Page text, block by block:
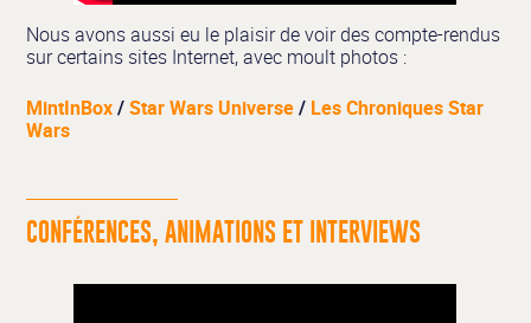
Nous avons aussi eu le plaisir de voir des compte-rendus
sur certains sites Internet, avec moult photos :
MintInBox/Star Wars Universe/ Les Chroniques Star
Wars
CONFÉRENCES, ANIMATIONS ET INTERVIEWS